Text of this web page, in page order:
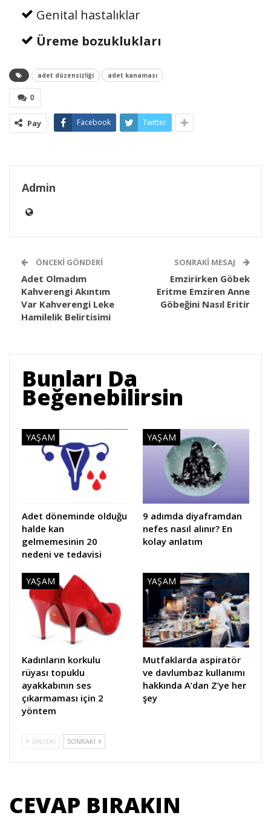
Genital hastalıklar
Üreme bozuklukları
adet düzensizliği adet kanaması
0
Pay Facebook Twitter
Admin
ÖNCEKI GÖNDERI
Adet Olmadım
Kahverengi Akıntım
Var Kahverengi Leke
Hamilelik Belirtisimi
SONRAKI MESAJ
Emzirirken Göbek
Eritme Emziren Anne
Göbeğini Nasıl Eritir
Bunları Da
Beğenebilirsin
YAŞAM
Adet döneminde olduğu
halde kan
gelmemesinin 20
nedeni ve tedavisi
YAŞAM
9 adımda diyaframdan
nefes nasıl alınır? En
kolay anlatım
YAŞAM
Kadınların korkulu
rüyası topuklu
ayakkabının ses
çıkarmaması için 2
yöntem
YAŞAM
Mutfaklarda aspiratör
ve davlumbaz kullanımı
hakkında A’dan Z’ye her
şey
ÖNCEKI SONRAKI
CEVAP BIRAKIN